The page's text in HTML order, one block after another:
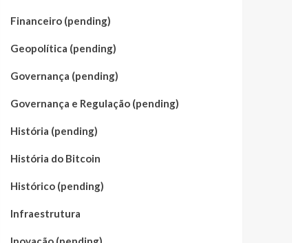
Financeiro (pending)
Geopolítica (pending)
Governança (pending)
Governança e Regulação (pending)
História (pending)
História do Bitcoin
Histórico (pending)
Infraestrutura